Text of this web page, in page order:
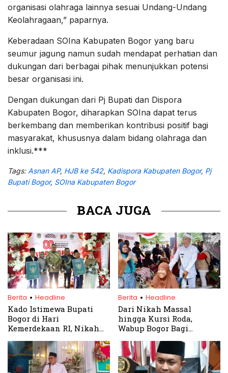
organisasi olahraga lainnya sesuai Undang-Undang
Keolahragaan,” paparnya.
Keberadaan SOIna Kabupaten Bogor yang baru
seumur jagung namun sudah mendapat perhatian dan
dukungan dari berbagai pihak menunjukkan potensi
besar organisasi ini.
Dengan dukungan dari Pj Bupati dan Dispora
Kabupaten Bogor, diharapkan SOIna dapat terus
berkembang dan memberikan kontribusi positif bagi
masyarakat, khususnya dalam bidang olahraga dan
inklusi.***
Tags: Asnan AP, HJB ke 542, Kadispora Kabupaten Bogor, Pj
Bupati Bogor, SOIna Kabupaten Bogor
BACA JUGA
Berita . Headline
Kado Istimewa Bupati
Bogor di Hari
Kemerdekaan RI, Nikah
Berita . Headline
Dari Nikah Massal
hingga Kursi Roda,
Wabup Bogor Bagi
Warga Parung